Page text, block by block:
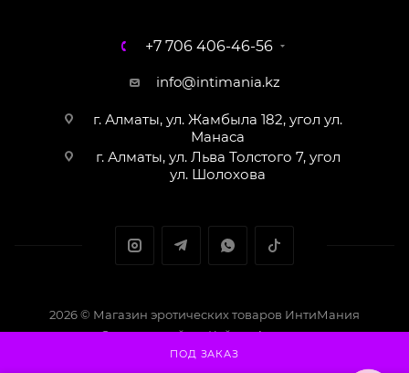
ПОД ЗАКАЗ
+7 706 406-46-56
info@intimania.kz
г. Алматы, ул. Жамбыла 182, угол ул.
Манаса
г. Алматы, ул. Льва Толстого 7, угол
ул. Шолохова
2026 © Магазин эротических товаров ИнтиМания
Создание сайта - Кайрат Алматов